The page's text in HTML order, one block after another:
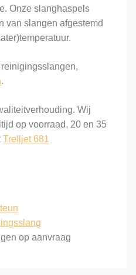
Onze slanghaspels
van slangen afgestemd
.
Wij
op voorraad, 20 en 35
Trelljet 681
op aanvraag